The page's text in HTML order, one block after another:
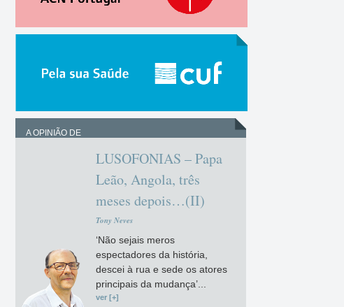
A OPINIÃO DE
LUSOFONIAS – Papa
Leão, Angola, três
meses depois…(II)
Tony Neves
‘Não sejais meros
espectadores da história,
descei à rua e sede os atores
principais da mudança’...
ver [+]